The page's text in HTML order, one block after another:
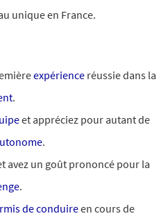
unique en France.
expérience réussie dans la
.
et appréciez pour autant de
.
avez un goût prononcé pour la
.
de conduireen cours de